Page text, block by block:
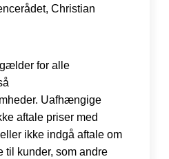
Christian
for alle
Uafhængige
aftale priser med
ikke indgå aftale om
kunder, som andre